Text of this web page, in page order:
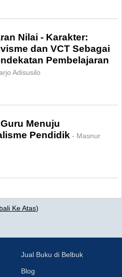
Nilai - Karakter:
dan VCT Sebagai
Pembelajaran
Adisusilo
Menuju
Pendidik - Masnur
Ke Atas)
Jual Buku di Belbuk
Blog